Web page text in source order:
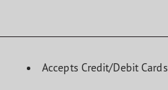
Accepts Credit/Debit Cards